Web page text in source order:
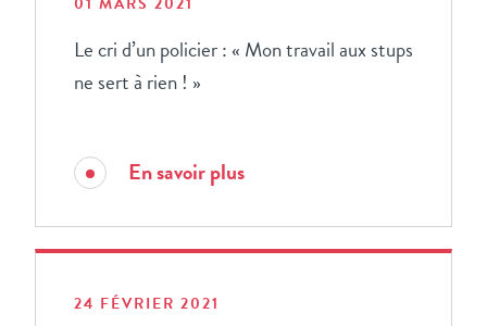
Le cri d’un policier : « Mon travail aux stups
ne sert à rien ! »
En savoir plus
24 FÉVRIER 2021